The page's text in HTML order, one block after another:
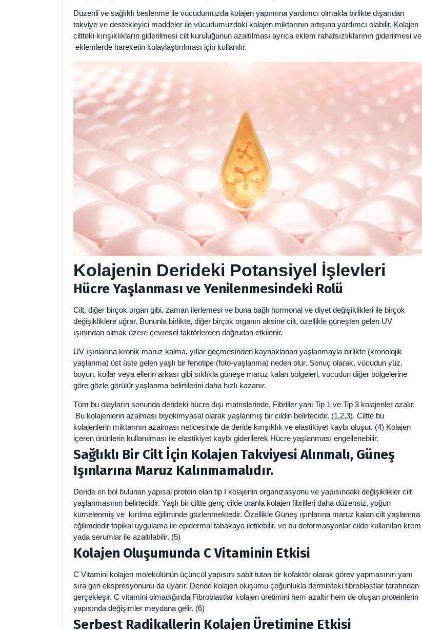
Düzenli ve sağlıklı beslenme ile vücudumuzda kolajen yapımına yardımcı olmakla birlikte dışarıdan
takviye ve destekleyici maddeler ile vücudumuzdaki kolajen miktarının artışına yardımcı olabilir. Kolajen
ciltteki kırışıklıkların giderilmesi cilt kuruluğunun azaltılması ayrıca eklem rahatsızlıklarının giderilmesi ve
eklemlerde hareketin kolaylaştırılması için kullanılır.
Kolajenin Derideki Potansiyel İşlevleri
Hücre Yaşlanması ve Yenilenmesindeki Rolü
Cilt, diğer birçok organ gibi, zaman ilerlemesi ve buna bağlı hormonal ve diyet değişiklikleri ile birçok
değişikliklere uğrar. Bununla birlikte, diğer birçok organın aksine cilt, özellikle güneşten gelen UV
ışınından olmak üzere çevresel faktörlerden doğrudan etkilenir.
UV ışınlarına kronik maruz kalma, yıllar geçmesinden kaynaklanan yaşlanmayla birlikte (kronolojik
yaşlanma) üst üste gelen yaşlı bir fenotipe (foto-yaşlanma) neden olur. Sonuç olarak, vücudun yüz,
boyun, kollar veya ellerin arkası gibi sıklıkla güneşe maruz kalan bölgeleri, vücudun diğer bölgelerine
göre gözle görülür yaşlanma belirtilerini daha hızlı kazanır.
Tüm bu olayların sonunda derideki hücre dışı matrislerinde, Fibriller yani Tip 1 ve Tip 3 kolajenler azalır.
Bu kolajenlerin azalması biyokimyasal olarak yaşlanmış bir cildin belirtecidir. (1,2,3). Ciltte bu
kolajenlerin miktarının azalması neticesinde de deride kırışıklık ve elastikiyet kaybı oluşur. (4) Kolajen
içeren ürünlerin kullanılması ile elastikiyet kaybı giderilerek Hücre yaşlanması engellenebilir.
Sağlıklı Bir Cilt İçin Kolajen Takviyesi Alınmalı, Güneş
Işınlarına Maruz Kalınmamalıdır.
Deride en bol bulunan yapısal protein olan tip I kolajenin organizasyonu ve yapısındaki değişiklikler cilt
yaşlanmasının belirtecidir. Yaşlı bir ciltte genç cilde oranla kolajen fibrilleri daha düzensiz, yoğun
kümelenmiş ve kırılma eğiliminde gözlenmektedir. Özellikle Güneş ışınlarına maruz kalan cilt yaşlanma
eğilimdedir topikal uygulama ile epidermal tabakaya iletilebilir, ve bu deformasyonlar cilde kullanılan krem
yada serumlar ile azaltılabilir. (5)
Kolajen Oluşumunda C Vitaminin Etkisi
C Vitamini kolajen molekülünün üçüncül yapısını sabit tutan bir kofaktör olarak görev yapmasının yanı
sıra gen ekspresyonunu da uyarır. Deride kolajen oluşumu çoğunlukla dermisteki fibroblastlar tarafından
gerçekleşir. C vitamini olmadığında Fibroblastlar kolajen üretimini hem azaltır hem de oluşan proteinlerin
yapısında değişimler meydana gelir. (6)
Serbest Radikallerin Kolajen Üretimine Etkisi